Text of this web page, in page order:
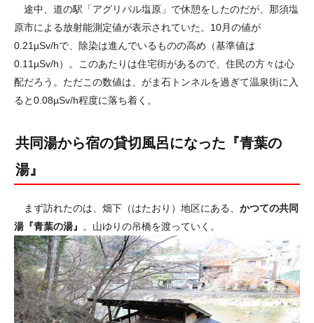
途中、道の駅「アグリパル塩原」で休憩をしたのだが、那須塩
原市による放射能測定値が表示されていた。10月の値が
0.21µSv/hで、除染は進んでいるものの高め（基準値は
0.11µSv/h）。このあたりは住宅街があるので、住民の方々は心
配だろう。ただこの数値は、がま石トンネルを過ぎて温泉街に入
ると0.08µSv/h程度に落ち着く。
共同湯から宿の貸切風呂になった『青葉の
湯』
まず訪れたのは、畑下（はたおり）地区にある、 かつての共同
湯『青葉の湯』
。山ゆりの吊橋を渡っていく。